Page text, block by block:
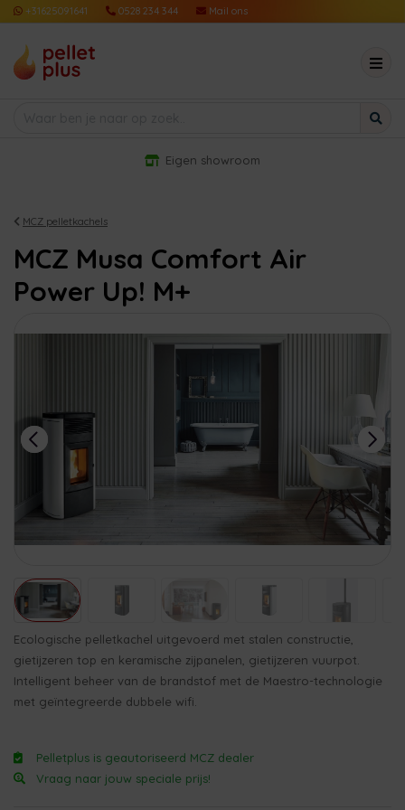
+31625091641 0528 234 344 Mail ons
Eigen showroom
MCZ pelletkachels
MCZ Musa Comfort Air
Power Up! M+
Ecologische pelletkachel uitgevoerd met stalen constructie,
gietijzeren top en keramische zijpanelen, gietijzeren vuurpot.
Intelligent beheer van de brandstof met de Maestro-technologie
met geïntegreerde dubbele wifi.
Pelletplus is geautoriseerd MCZ dealer
Vraag naar jouw speciale prijs!